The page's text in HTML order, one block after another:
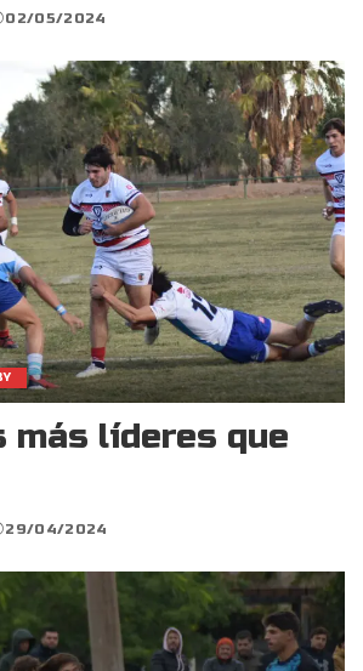
02/05/2024
más líderes que
29/04/2024